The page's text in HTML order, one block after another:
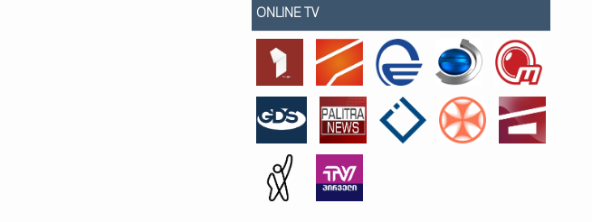
ONLINE TV